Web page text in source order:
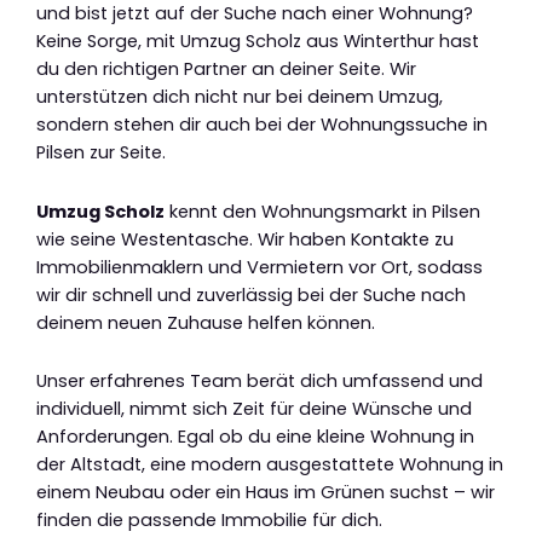
und bist jetzt auf der Suche nach einer Wohnung?
Keine Sorge, mit Umzug Scholz aus Winterthur hast
du den richtigen Partner an deiner Seite. Wir
unterstützen dich nicht nur bei deinem Umzug,
sondern stehen dir auch bei der Wohnungssuche in
Pilsen zur Seite.
Umzug Scholz kennt den Wohnungsmarkt in Pilsen
wie seine Westentasche. Wir haben Kontakte zu
Immobilienmaklern und Vermietern vor Ort, sodass
wir dir schnell und zuverlässig bei der Suche nach
deinem neuen Zuhause helfen können.
Unser erfahrenes Team berät dich umfassend und
individuell, nimmt sich Zeit für deine Wünsche und
Anforderungen. Egal ob du eine kleine Wohnung in
der Altstadt, eine modern ausgestattete Wohnung in
einem Neubau oder ein Haus im Grünen suchst – wir
finden die passende Immobilie für dich.